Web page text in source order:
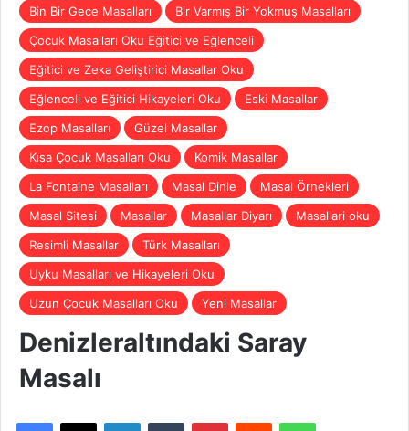
Bin Bir Gece Masalları
Bir Varmış Bir Yokmuş Masalları
Çocuk Masalları Oku Eğitici ve Eğlenceli
Eğitici ve Zeka Geliştirici Masallar Oku
Eğlenceli ve Eğitici Hikayeleri Oku
Eski Masallar
Ezop Masalları
Güzel Masallar
Kısa Çocuk Masalları Oku
Komik Masallar
La Fontaine Masalları
Masal Dinle
Masal Örnekleri
Masal Sitesi
Masallar Masallar Diyarı
Masallari oku
Resimli Masallar
Türk Masalları
Uyku Masalları ve Hikayeleri Oku
Uzun Çocuk Masalları Oku
Yeni Masallar
Denizleraltındaki Saray
Masalı
Facebook
X LinkedInTumblr PinterestReddit WhatsApp